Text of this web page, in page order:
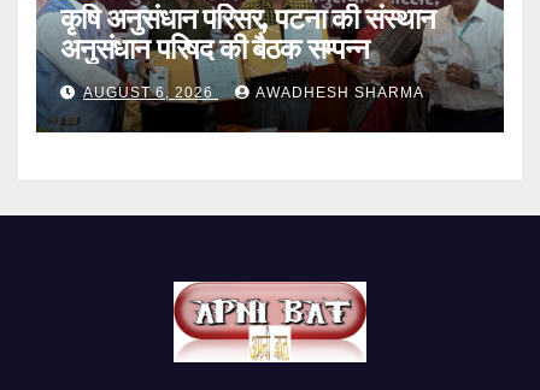
कृषि अनुसंधान परिसर, पटना की संस्थान
अनुसंधान परिषद की बैठक सम्पन्न
AUGUST 6, 2026 AWADHESH SHARMA